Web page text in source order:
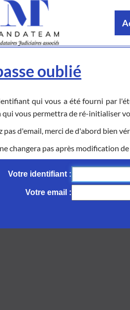
oublié
qui vous a été fourni par
vous permettra de ré-initialiser
pas d'email, merci de d'abord bien
changera pas après modification
Votre identifiant
Votre email